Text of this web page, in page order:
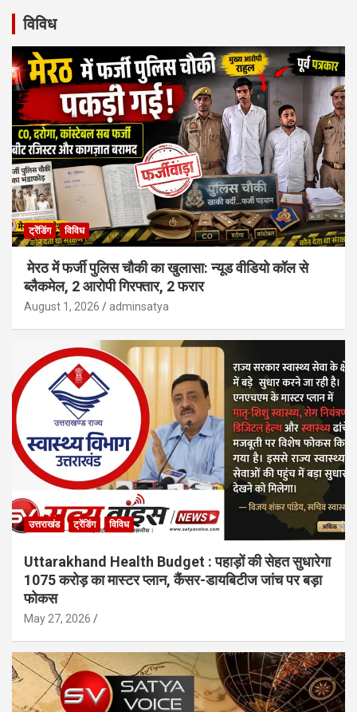
विविध
ट्रेंडिंग विविध
मेरठ में फर्जी पुलिस चौकी का खुलासा: न्यूड वीडियो कॉल से
ब्लैकमेल, 2 आरोपी गिरफ्तार, 2 फरार
August 1, 2026 adminsatya
उत्तराखंड ट्रेंडिंग विविध
Uttarakhand Health Budget : पहाड़ों की सेहत सुधारेगा
1075 करोड़ का मास्टर प्लान, कैंसर-डायबिटीज जांच पर बड़ा
फोकस
May 27, 2026